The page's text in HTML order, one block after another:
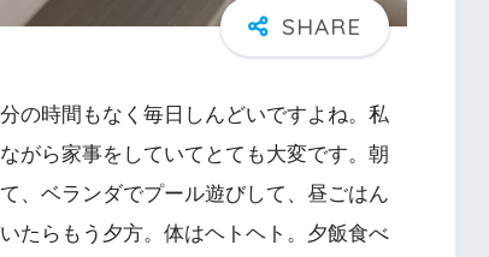
の時間もなく毎日しんどいですよね。私
がら家事をしていてとても大変です。朝
、ベランダでプール遊びして、昼ごはん
たらもう夕方。体はヘトヘト。夕飯食べ